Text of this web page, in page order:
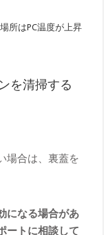
所はPC温度が上昇
を清掃する
場合は、裏蓋を
になる場合があ
ートに相談して